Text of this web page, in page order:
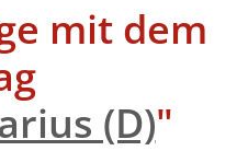
mit dem
(D)"